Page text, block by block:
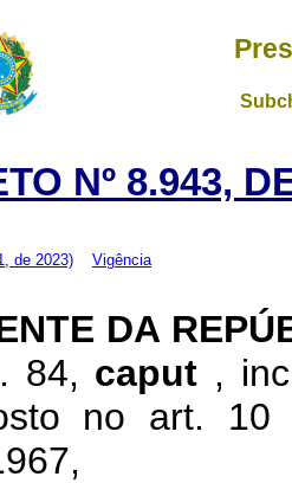
Nº 8.943,
de 2023) Vigência
DA
84, caput ,
no art. 10